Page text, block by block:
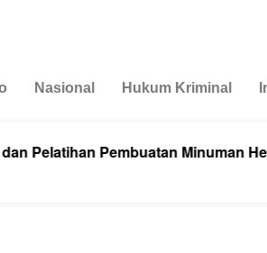
Nasional Hukum Kriminal
Pembuatan Minuman Herbal